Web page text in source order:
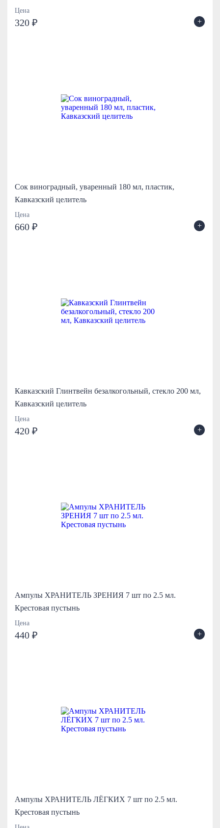
Цена
320 ₽ +
Сок виноградный, уваренный 180 мл, пластик,
Кавказский целитель
Цена
660 ₽ +
Кавказский Глинтвейн безалкогольный, стекло 200 мл,
Кавказский целитель
Цена
420 ₽ +
Ампулы ХРАНИТЕЛЬ ЗРЕНИЯ 7 шт по 2.5 мл.
Крестовая пустынь
Цена
440 ₽ +
Ампулы ХРАНИТЕЛЬ ЛЁГКИХ 7 шт по 2.5 мл.
Крестовая пустынь